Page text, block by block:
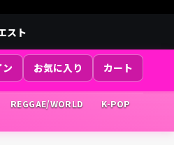
スト
ン お気に入り カート
REGGAE/WORLD
K-POP